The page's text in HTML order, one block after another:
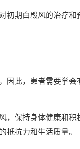
期白殿风的治疗和
此，患者需要学会
保持身体健康和积
抵抗力和生活质量。